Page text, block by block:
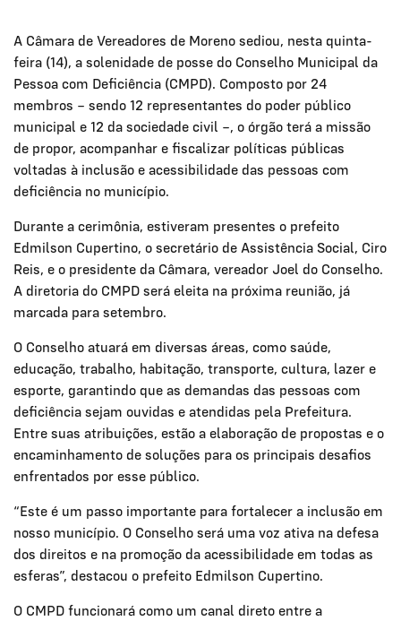
A Câmara de Vereadores de Moreno sediou, nesta quinta-
feira (14), a solenidade de posse do Conselho Municipal da
Pessoa com Deficiência (CMPD). Composto por 24
membros – sendo 12 representantes do poder público
municipal e 12 da sociedade civil –, o órgão terá a missão
de propor, acompanhar e fiscalizar políticas públicas
voltadas à inclusão e acessibilidade das pessoas com
deficiência no município.
Durante a cerimônia, estiveram presentes o prefeito
Edmilson Cupertino, o secretário de Assistência Social, Ciro
Reis, e o presidente da Câmara, vereador Joel do Conselho.
A diretoria do CMPD será eleita na próxima reunião, já
marcada para setembro.
O Conselho atuará em diversas áreas, como saúde,
educação, trabalho, habitação, transporte, cultura, lazer e
esporte, garantindo que as demandas das pessoas com
deficiência sejam ouvidas e atendidas pela Prefeitura.
Entre suas atribuições, estão a elaboração de propostas e o
encaminhamento de soluções para os principais desafios
enfrentados por esse público.
“Este é um passo importante para fortalecer a inclusão em
nosso município. O Conselho será uma voz ativa na defesa
dos direitos e na promoção da acessibilidade em todas as
esferas”, destacou o prefeito Edmilson Cupertino.
O CMPD funcionará como um canal direto entre a